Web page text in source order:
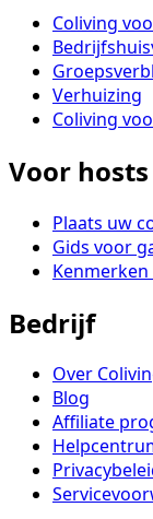
Coliving
Verhuizing
Coliving
Voor hosts
Plaats uw
Gids voor
Bedrijf
Over
Blog
Affiliate